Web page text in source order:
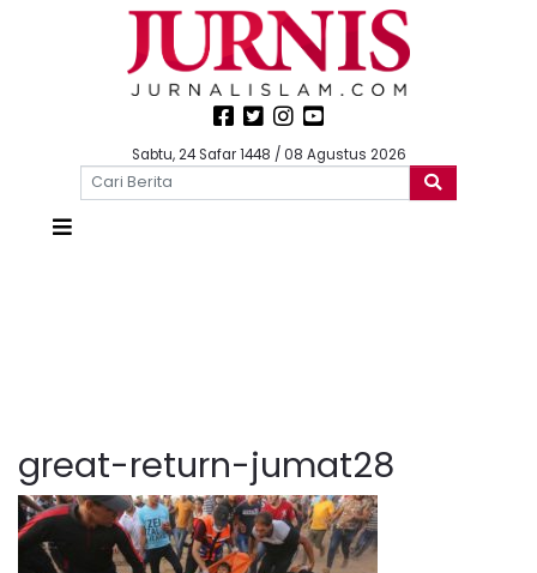
Sabtu, 24 Safar 1448 / 08 Agustus 2026
great-return-jumat28